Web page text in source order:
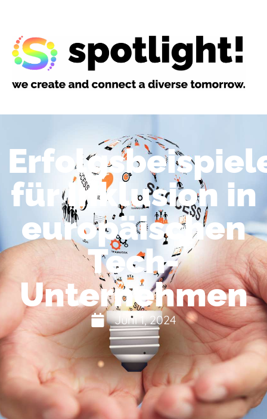
für Inklusion in
europäischen
Tech-
Unternehmen
Juni 1, 2024